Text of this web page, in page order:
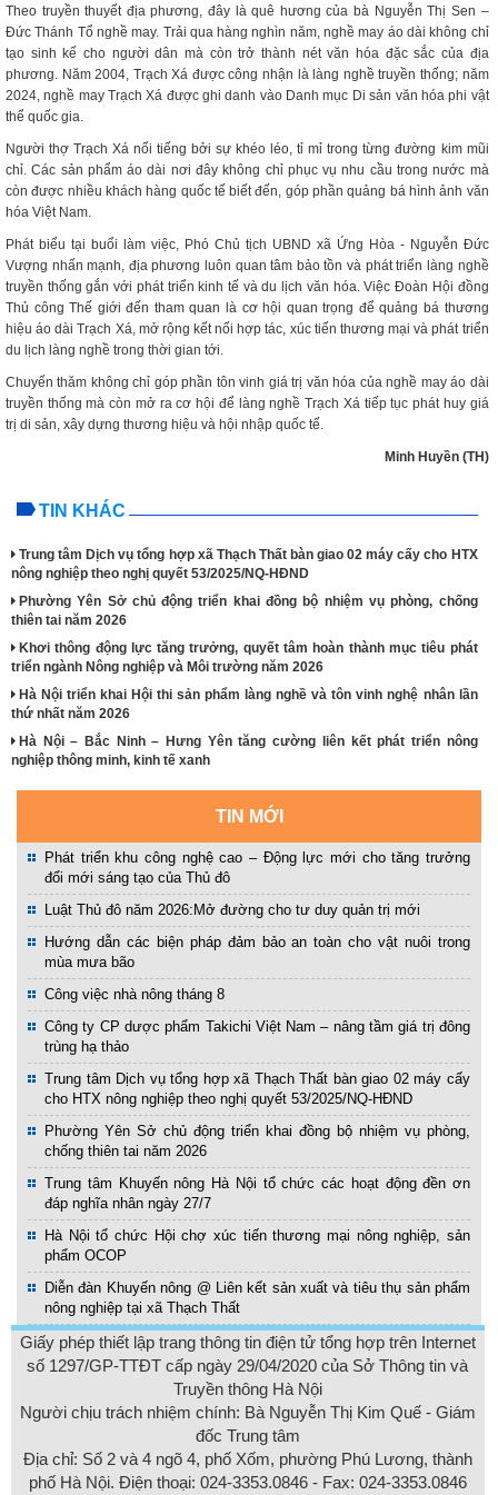
Theo truyền thuyết địa phương, đây là quê hương của bà Nguyễn Thị Sen –
Đức Thánh Tổ nghề may. Trải qua hàng nghìn năm, nghề may áo dài không chỉ
tạo sinh kế cho người dân mà còn trở thành nét văn hóa đặc sắc của địa
phương. Năm 2004, Trạch Xá được công nhận là làng nghề truyền thống; năm
2024, nghề may Trạch Xá được ghi danh vào Danh mục Di sản văn hóa phi vật
thể quốc gia.
Người thợ Trạch Xá nổi tiếng bởi sự khéo léo, tỉ mỉ trong từng đường kim mũi
chỉ. Các sản phẩm áo dài nơi đây không chỉ phục vụ nhu cầu trong nước mà
còn được nhiều khách hàng quốc tế biết đến, góp phần quảng bá hình ảnh văn
hóa Việt Nam.
Phát biểu tại buổi làm việc, Phó Chủ tịch UBND xã Ứng Hòa - Nguyễn Đức
Vượng nhấn mạnh, địa phương luôn quan tâm bảo tồn và phát triển làng nghề
truyền thống gắn với phát triển kinh tế và du lịch văn hóa. Việc Đoàn Hội đồng
Thủ công Thế giới đến tham quan là cơ hội quan trọng để quảng bá thương
hiệu áo dài Trạch Xá, mở rộng kết nối hợp tác, xúc tiến thương mại và phát triển
du lịch làng nghề trong thời gian tới.
Chuyến thăm không chỉ góp phần tôn vinh giá trị văn hóa của nghề may áo dài
truyền thống mà còn mở ra cơ hội để làng nghề Trạch Xá tiếp tục phát huy giá
trị di sản, xây dựng thương hiệu và hội nhập quốc tế.
Minh Huyền (TH)
TIN KHÁC
Trung tâm Dịch vụ tổng hợp xã Thạch Thất bàn giao 02 máy cấy cho HTX
nông nghiệp theo nghị quyết 53/2025/NQ-HĐND
Phường Yên Sở chủ động triển khai đồng bộ nhiệm vụ phòng, chống
thiên tai năm 2026
Khơi thông động lực tăng trưởng, quyết tâm hoàn thành mục tiêu phát
triển ngành Nông nghiệp và Môi trường năm 2026
Hà Nội triển khai Hội thi sản phẩm làng nghề và tôn vinh nghệ nhân lần
thứ nhất năm 2026
Hà Nội – Bắc Ninh – Hưng Yên tăng cường liên kết phát triển nông
nghiệp thông minh, kinh tế xanh
TIN MỚI
Phát triển khu công nghệ cao – Động lực mới cho tăng trưởng
đổi mới sáng tạo của Thủ đô
Luật Thủ đô năm 2026:Mở đường cho tư duy quản trị mới
Hướng dẫn các biện pháp đảm bảo an toàn cho vật nuôi trong
mùa mưa bão
Công việc nhà nông tháng 8
Công ty CP dược phẩm Takichi Việt Nam – nâng tầm giá trị đông
trùng hạ thảo
Trung tâm Dịch vụ tổng hợp xã Thạch Thất bàn giao 02 máy cấy
cho HTX nông nghiệp theo nghị quyết 53/2025/NQ-HĐND
Phường Yên Sở chủ động triển khai đồng bộ nhiệm vụ phòng,
chống thiên tai năm 2026
Trung tâm Khuyến nông Hà Nội tổ chức các hoạt động đền ơn
đáp nghĩa nhân ngày 27/7
Hà Nội tổ chức Hội chợ xúc tiến thương mại nông nghiệp, sản
phẩm OCOP
Diễn đàn Khuyến nông @ Liên kết sản xuất và tiêu thụ sản phẩm
nông nghiệp tại xã Thạch Thất
Giấy phép thiết lập trang thông tin điện tử tổng hợp trên Internet
số 1297/GP-TTĐT cấp ngày 29/04/2020 của Sở Thông tin và
Truyền thông Hà Nội
Người chịu trách nhiệm chính: Bà Nguyễn Thị Kim Quế - Giám
đốc Trung tâm
Địa chỉ: Số 2 và 4 ngõ 4, phố Xốm, phường Phú Lương, thành
phố Hà Nội. Điện thoại: 024-3353.0846 - Fax: 024-3353.0846